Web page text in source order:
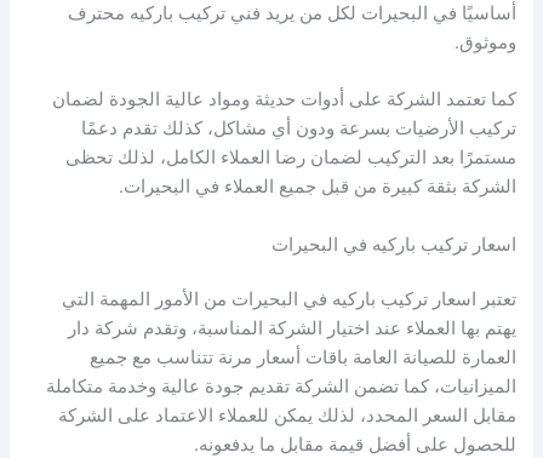
أساسيًا في البحيرات لكل من يريد فني تركيب باركيه محترف
وموثوق.
كما تعتمد الشركة على أدوات حديثة ومواد عالية الجودة لضمان
تركيب الأرضيات بسرعة ودون أي مشاكل، كذلك تقدم دعمًا
مستمرًا بعد التركيب لضمان رضا العملاء الكامل، لذلك تحظى
الشركة بثقة كبيرة من قبل جميع العملاء في البحيرات.
اسعار تركيب باركيه في البحيرات
تعتبر اسعار تركيب باركيه في البحيرات من الأمور المهمة التي
يهتم بها العملاء عند اختيار الشركة المناسبة، وتقدم شركة دار
العمارة للصيانة العامة باقات أسعار مرنة تتناسب مع جميع
الميزانيات، كما تضمن الشركة تقديم جودة عالية وخدمة متكاملة
مقابل السعر المحدد، لذلك يمكن للعملاء الاعتماد على الشركة
للحصول على أفضل قيمة مقابل ما يدفعونه.